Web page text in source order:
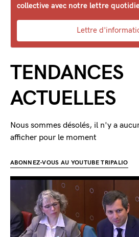
collective avec notre lettre
Lettre
TENDANCES
ACTUELLES
Nous sommes désolés, il n'y a
afficher pour le moment
ABONNEZ-VOUS AU YOUTUBE TRIPALIO